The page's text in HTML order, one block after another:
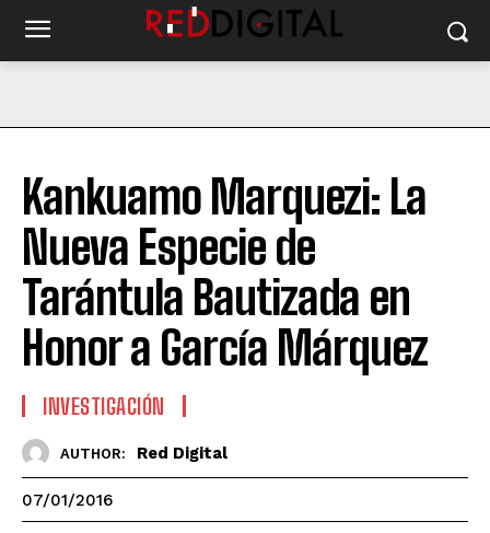
Kankuamo Marquezi: La
Nueva Especie de
Tarántula Bautizada en
Honor a García Márquez
INVESTIGACIÓN
AUTHOR: Red Digital
07/01/2016